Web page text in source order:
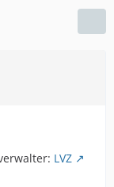
LVZ